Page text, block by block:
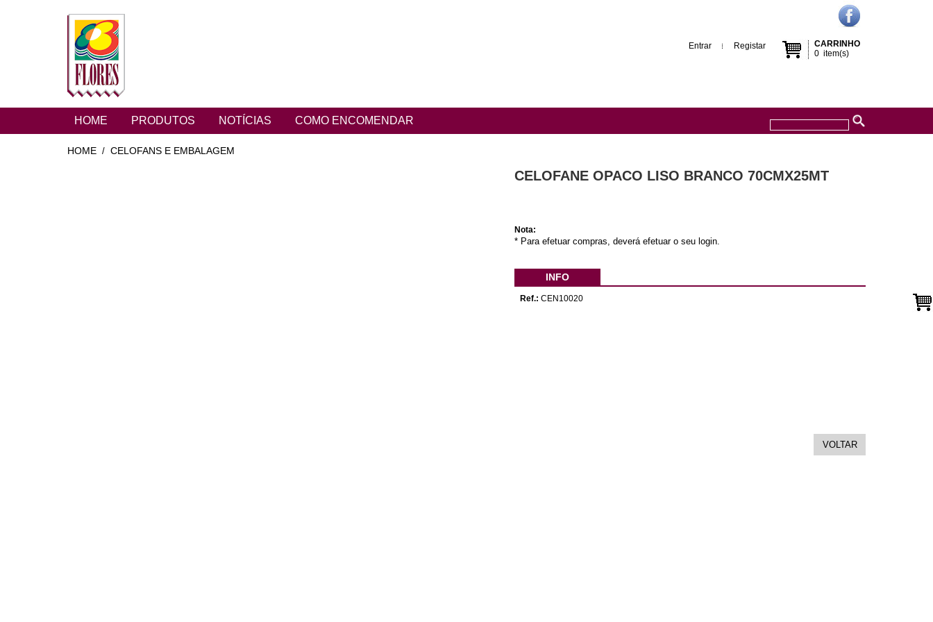
CARRINHO
0 item(s)
Entrar Registar
HOME PRODUTOS NOTÍCIAS COMO ENCOMENDAR
HOME / CELOFANS E EMBALAGEM
CELOFANE OPACO LISO BRANCO 70CMX25MT
Nota:
* Para efetuar compras, deverá efetuar o seu login.
INFO
Ref.: CEN10020